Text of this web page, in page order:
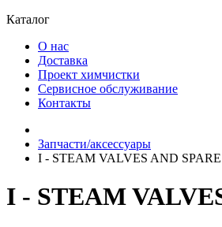
Каталог
О нас
Доставка
Проект химчистки
Сервисное обслуживание
Контакты
Запчасти/аксессуары
I - STEAM VALVES AND SPARE
I - STEAM